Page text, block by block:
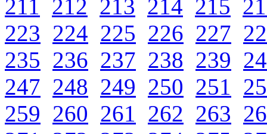
211 212 213 214 215
223 224 225 226 227
235 236 237 238 239
247 248 249 250 251
259 260 261 262 263